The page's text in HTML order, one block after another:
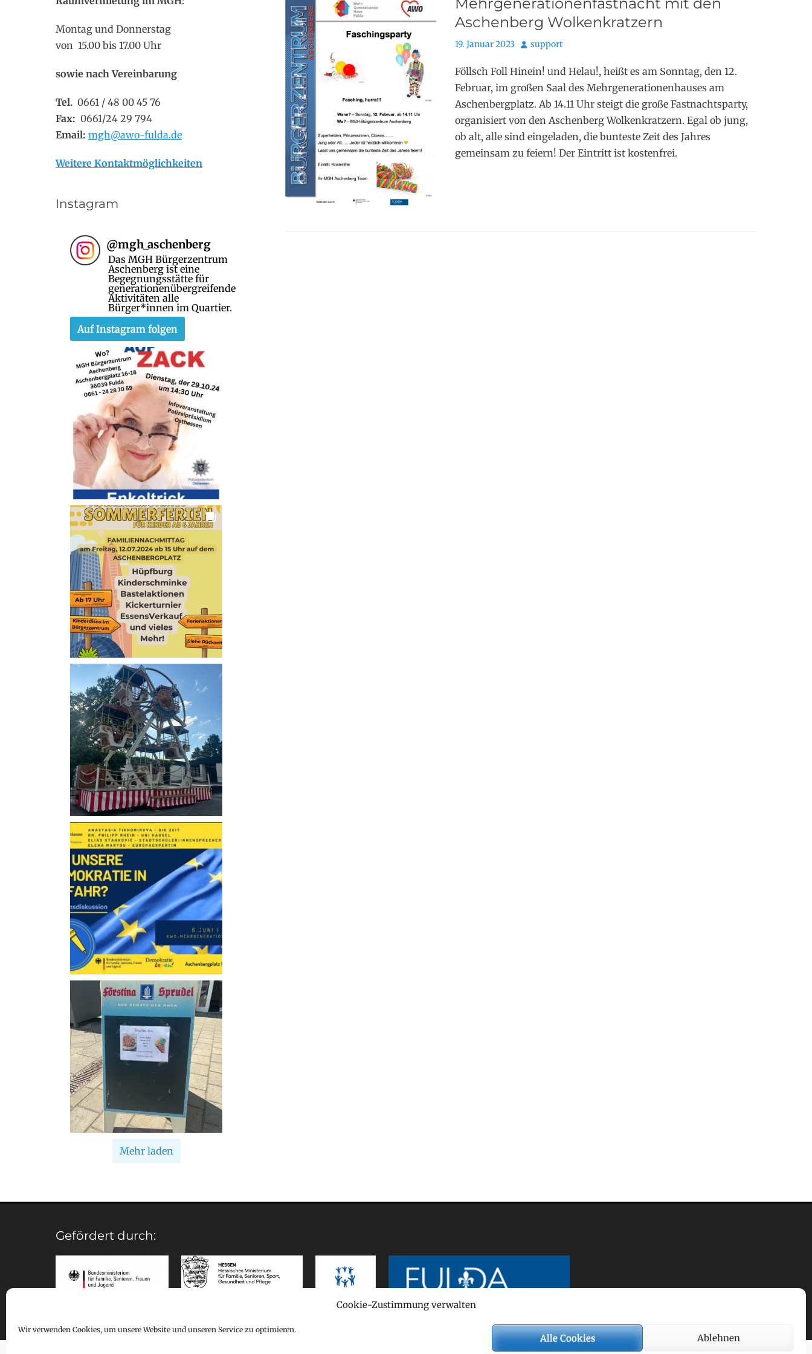
Cookie-Zustimmung verwalten
Wir verwenden Cookies, um unsere Website und unseren Service zu optimieren.
Alle Cookies Ablehnen
Aschenberg Wolkenkratzern
Posted
19. Januar 2023 Autor
support
Föllsch Foll Hinein! und Helau!, heißt es am Sonntag, den 12.
Februar, im großen Saal des Mehrgenerationenhauses am
Aschenbergplatz. Ab 14.11 Uhr steigt die große Fastnachtsparty,
organisiert von den Aschenberg Wolkenkratzern. Egal ob jung,
ob alt, alle sind eingeladen, die bunteste Zeit des Jahres
gemeinsam zu feiern! Der Eintritt ist kostenfrei.
Montag und Donnerstag
von 15.00 bis 17.00 Uhr
sowie nach Vereinbarung
Tel. 0661 / 48 00 45 76
Fax: 0661/24 29 794
Email: mgh@awo-fulda.de
Weitere Kontaktmöglichkeiten
Instagram
@mgh_aschenberg
Das MGH Bürgerzentrum
Aschenberg ist eine
Begegnungsstätte für
generationenübergreifende
Aktivitäten alle
Bürger*innen im Quartier.
Auf Instagram folgen
Mehr laden
Gefördert durch: